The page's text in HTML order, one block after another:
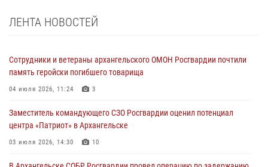
ЛЕНТА НОВОСТЕЙ
Сотрудники и ветераны архангельского ОМОН Росгвардии почтили
память геройски погибшего товарища
04 июля 2026, 11:24 3
Заместитель командующего СЗО Росгвардии оценил потенциал
центра «Патриот» в Архангельске
03 июля 2026, 14:30 10